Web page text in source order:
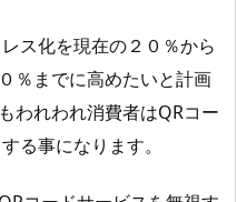
ス化を現在の２０％から
％までに高めたいと計画
われわれ消費者はQRコー
る事になります。